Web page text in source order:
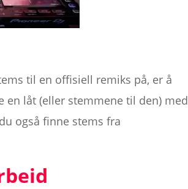
til en offisiell remiks på, er å
en låt (eller stemmene til den) med
også finne stems fra